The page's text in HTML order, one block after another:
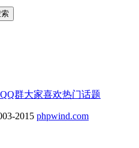
QQ群大家喜欢热门话题
2015 phpwind.com